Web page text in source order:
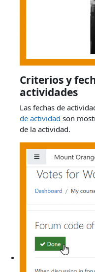
Criterios y
actividades
Las fechas de
de actividad son
de la actividad.